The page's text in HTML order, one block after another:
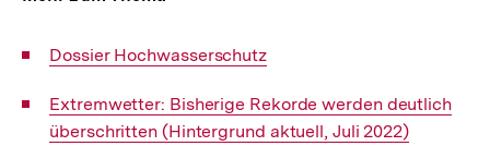
Interner
Dossier Hochwasserschutz
Interner
Link:
Extremwetter: Bisherige Rekorde werden deutlich
überschritten (Hintergrund aktuell, Juli 2022)